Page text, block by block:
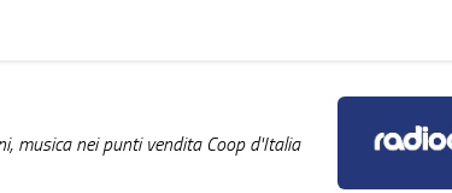
musica nei punti vendita Coop d'Italia